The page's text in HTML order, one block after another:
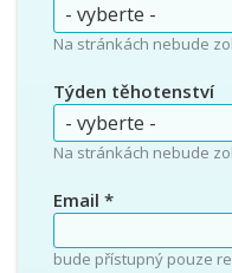
Na stránkách nebude
Týden těhotenství
Na stránkách nebude
Email *
bude přístupný pouze